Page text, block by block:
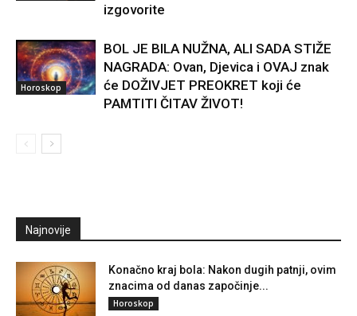
izgovorite
Horoskop
BOL JE BILA NUŽNA, ALI SADA STIŽE
NAGRADA: Ovan, Djevica i OVAJ znak
će DOŽIVJET PREOKRET koji će
PAMTITI ČITAV ŽIVOT!
Najnovije
Konačno kraj bola: Nakon dugih patnji, ovim
znacima od danas započinje...
Horoskop